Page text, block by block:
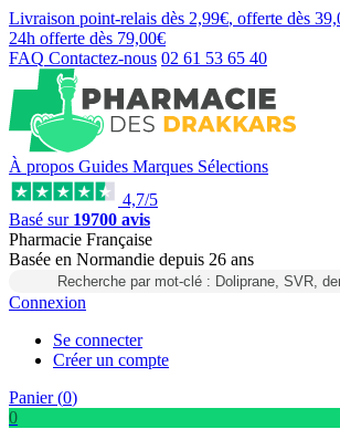
Livraison point-relais dès 2,99€, offerte dès
24h offerte dès 79,00€
FAQ Contactez-nous 02 61 53 65 40
À propos Guides Marques Sélections
4,7/5
Basé sur 19700 avis
Pharmacie Française
Basée en Normandie depuis 26 ans
Recherche par mot-clé : Doliprane, SVR,
Connexion
Se connecter
Créer un compte
Panier (0)
0